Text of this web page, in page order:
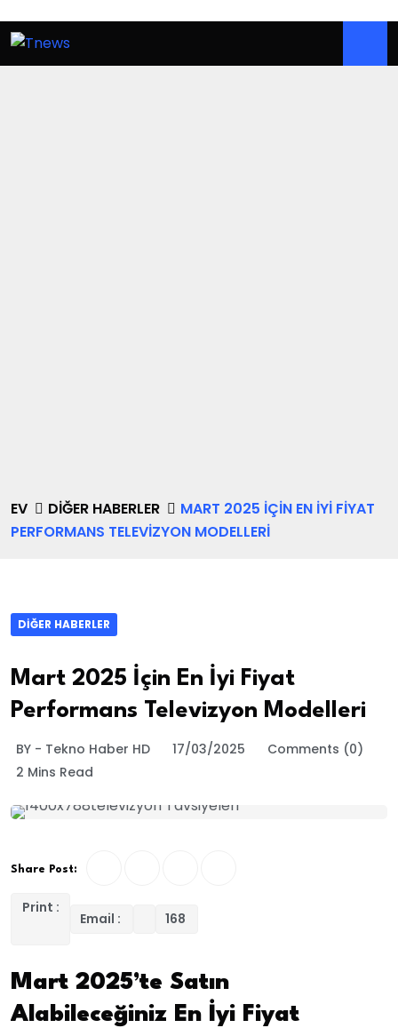
EV DIĞER HABERLER
MART 2025 İÇIN EN İYI FIYAT
PERFORMANS TELEVIZYON MODELLERI
DIĞER HABERLER
Mart 2025 İçin En İyi Fiyat
Performans Televizyon Modelleri
BY - Tekno Haber HD 17/03/2025
Comments (0)
2 Mins Read
Share Post:
Print :
Email : 168
Mart 2025’te Satın
Alabileceğiniz En İyi Fiyat